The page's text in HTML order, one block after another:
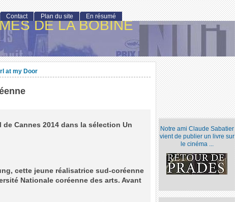
DE LA BOBINE
at my Door
Cannes 2014 dans la sélection Un
cette jeune réalisatrice sud-coréenne
Nationale coréenne des arts. Avant
Notre ami Claude Sabatier
vient de publier un livre sur
le cinéma ...
Contact Plan du site En résumé